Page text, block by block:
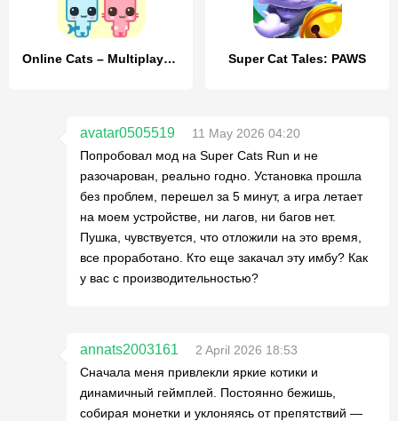
Online Cats – Multiplayer Park Super Cat Tales: PAWS
avatar0505519
11 May 2026 04:20
Попробовал мод на Super Cats Run и не
разочарован, реально годно. Установка прошла
без проблем, перешел за 5 минут, а игра летает
на моем устройстве, ни лагов, ни багов нет.
Пушка, чувствуется, что отложили на это время,
все проработано. Кто еще закачал эту имбу? Как
у вас с производительностью?
annats2003161
2 April 2026 18:53
Сначала меня привлекли яркие котики и
динамичный геймплей. Постоянно бежишь,
собирая монетки и уклоняясь от препятствий —